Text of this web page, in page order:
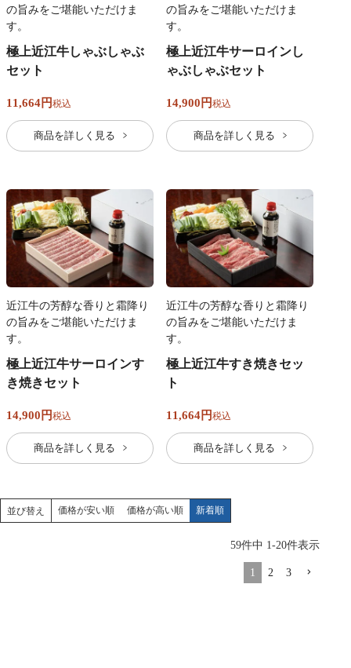
の旨みをご堪能いただけま
す。
極上近江牛しゃぶしゃぶ
セット
11,664 税込
商品を詳しく見る
の旨みをご堪能いただけま
す。
極上近江牛サーロインし
ゃぶしゃぶセット
14,900 税込
商品を詳しく見る
近江牛の芳醇な香りと霜降り
の旨みをご堪能いただけま
す。
極上近江牛サーロインす
き焼きセット
14,900 税込
商品を詳しく見る
近江牛の芳醇な香りと霜降り
の旨みをご堪能いただけま
す。
極上近江牛すき焼きセッ
ト
11,664 税込
商品を詳しく見る
並び替え 価格が安い順 価格が高い順 新着順
59件中 1-20件表示
1 2 3